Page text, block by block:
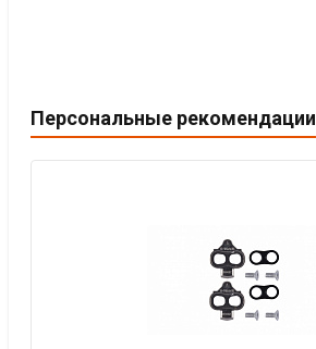
Персональные рекомендации